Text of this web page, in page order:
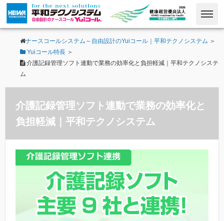
ナースコールシステム～自由設計のYuiコール｜平和テクノシステム ＞
Yuiコール特長 ＞
介護記録管理ソフト連動で業務の効率化と負担軽減｜平和テクノシステ
ム
介護記録管理ソフト連動で業務の効率化と
負担軽減｜平和テクノシステム